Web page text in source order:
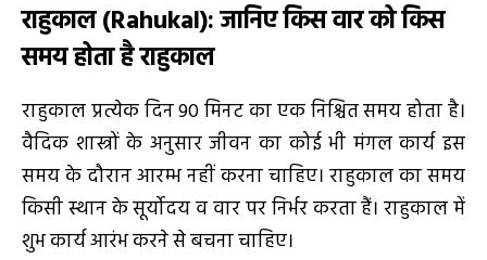
राहुकाल(Rahukal): जानिए किस वार को किस
समय होता है राहुकाल
राहुकाल प्रत्येक दिन 90 मिनट का एक निश्चित समय होता है।
वैदिक शास्त्रों के अनुसार जीवन का कोई भी मंगल कार्य इस
समय के दौरान आरम्भ नहीं करना चाहिए। राहुकाल का समय
किसी स्थान के सूर्योदय व वार पर निर्भर करता हैं। राहुकाल में
शुभ कार्य आरंभ करने से बचना चाहिए।